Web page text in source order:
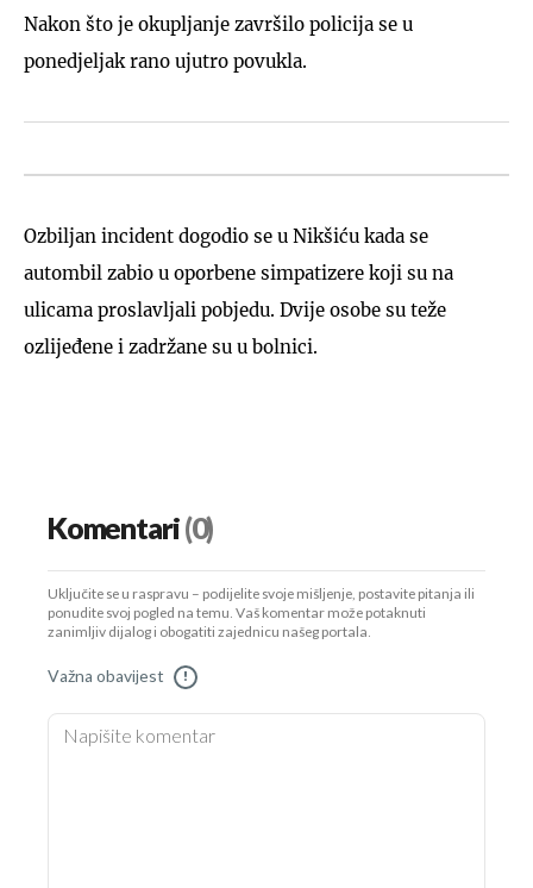
Nakon što je okupljanje završilo policija se u
ponedjeljak rano ujutro povukla.
Ozbiljan incident dogodio se u Nikšiću kada se
autombil zabio u oporbene simpatizere koji su na
ulicama proslavljali pobjedu. Dvije osobe su teže
ozlijeđene i zadržane su u bolnici.
Komentari(0)
Uključite se u raspravu – podijelite svoje mišljenje, postavite pitanja ili
ponudite svoj pogled na temu. Vaš komentar može potaknuti
zanimljiv dijalog i obogatiti zajednicu našeg portala.
Važna obavijest !